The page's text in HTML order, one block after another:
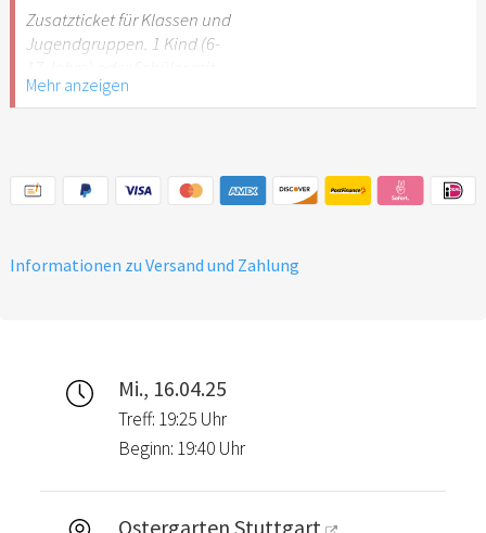
Stuttgart nicht
empfehlenswert.
Zusatzticket für Klassen und
Jugendgruppen. 1 Kind (6-
Schülerausweis.
Stuttgart nicht
empfehlenswert.
Mehr anzeigen
Informationen zu Versand und Zahlung
Mi., 16.04.25
Treff: 19:25 Uhr
Beginn: 19:40 Uhr
Ostergarten Stuttgart